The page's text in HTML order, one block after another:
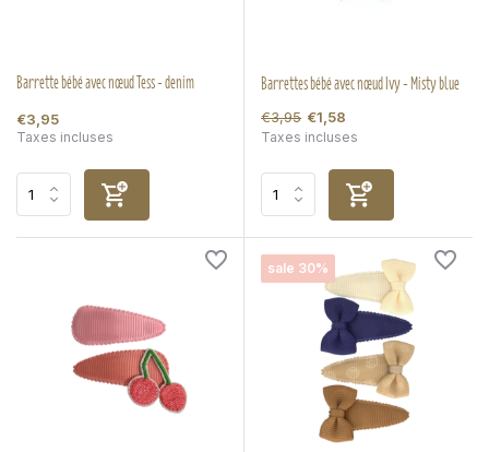
Barrette bébé avec nœud Tess - denim
€3,95
Taxes incluses
Barrettes bébé avec nœud Ivy - Misty blue
€3,95 €1,58
Taxes incluses
sale 30%